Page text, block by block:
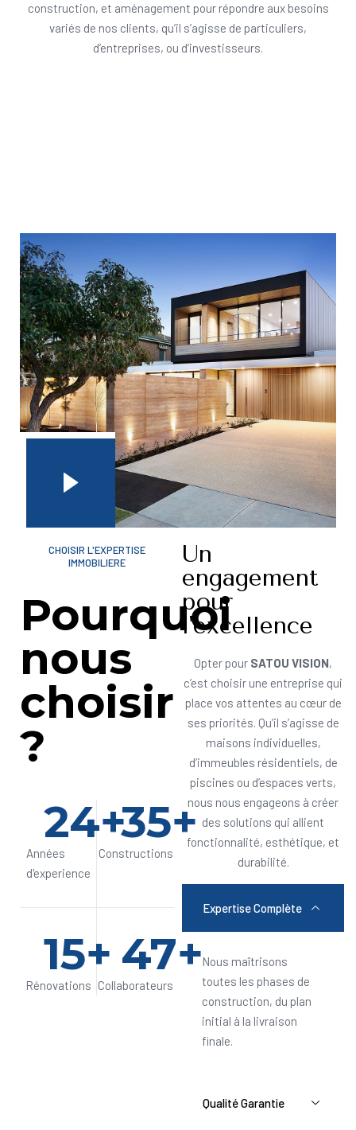
construction, et aménagement pour répondre aux besoins
variés de nos clients, qu’il s’agisse de particuliers,
d’entreprises, ou d’investisseurs.
CHOISIR L'EXPERTISE
IMMOBILIERE
Pourquoi
nous
choisir
?
Années
d'experience
24+
Constructions
35+
Rénovations
15+
Collaborateurs
47+
Un
engagement
pour
l'excellence
Opter pour SATOU VISION,
c’est choisir une entreprise qui
place vos attentes au cœur de
ses priorités. Qu’il s’agisse de
maisons individuelles,
d’immeubles résidentiels, de
piscines ou d’espaces verts,
nous nous engageons à créer
des solutions qui allient
fonctionnalité, esthétique, et
durabilité.
Expertise Complète
Nous maîtrisons
toutes les phases de
construction, du plan
initial à la livraison
finale.
Qualité Garantie